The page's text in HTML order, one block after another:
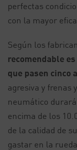
perfectas
con la mayor
Según los
recomendable
que pasen cinco
agresiva y frenas
neumático
encima de los
de la calidad de
gastar en la